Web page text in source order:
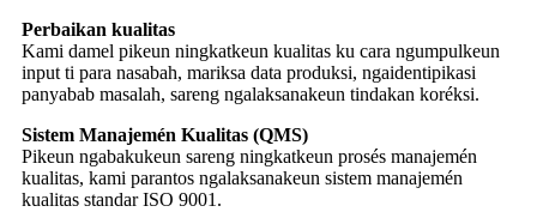
Perbaikan kualitas
Kami damel pikeun ningkatkeun kualitas ku cara ngumpulkeun
input ti para nasabah, mariksa data produksi, ngaidentipikasi
panyabab masalah, sareng ngalaksanakeun tindakan koréksi.
Sistem Manajemén Kualitas (QMS)
Pikeun ngabakukeun sareng ningkatkeun prosés manajemén
kualitas, kami parantos ngalaksanakeun sistem manajemén
kualitas standar ISO 9001.